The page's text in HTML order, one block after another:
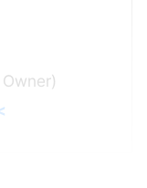
Owner)